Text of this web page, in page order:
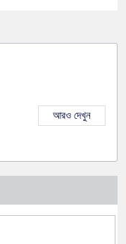
আরও দেখুন